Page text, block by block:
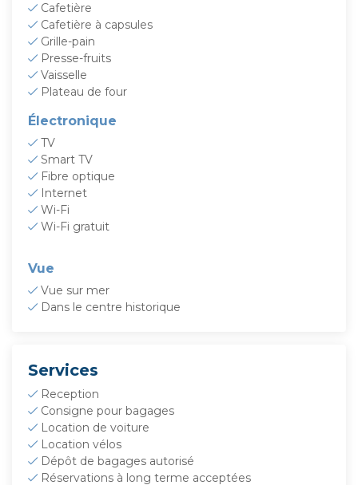
Cafetière
Cafetière à capsules
Grille-pain
Presse-fruits
Vaisselle
Plateau de four
Électronique
TV
Smart TV
Fibre optique
Internet
Wi-Fi
Wi-Fi gratuit
Vue
Vue sur mer
Dans le centre historique
Services
Reception
Consigne pour bagages
Location de voiture
Location vélos
Dépôt de bagages autorisé
Réservations à long terme acceptées